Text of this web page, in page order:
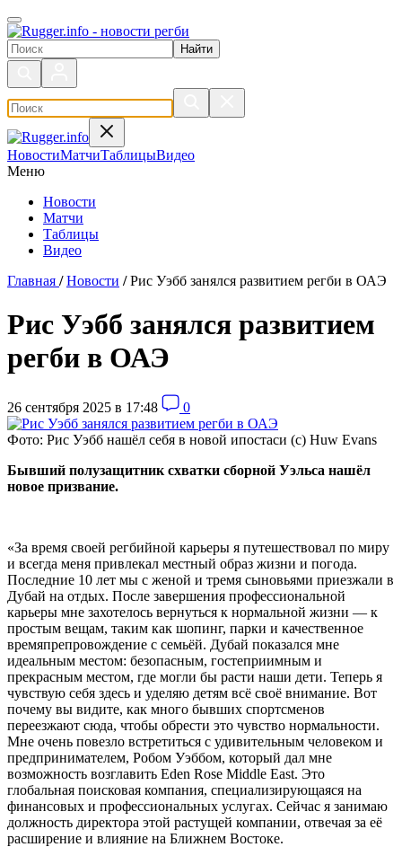
Поиск по сайту
НовостиМатчиТаблицыВидео
Меню
Новости
Матчи
Таблицы
Видео
Главная / Новости / Рис Уэбб занялся развитием регби в ОАЭ
Рис Уэбб занялся развитием
регби в ОАЭ
26 сентября 2025 в 17:48 0
Фото: Рис Уэбб нашёл себя в новой ипостаси (c) Huw Evans
Бывший полузащитник схватки сборной Уэльса нашёл
новое призвание.
«За время своей регбийной карьеры я путешествовал по миру
и всегда меня привлекал местный образ жизни и погода.
Последние 10 лет мы с женой и тремя сыновьями приезжали в
Дубай на отдых. После завершения профессиональной
карьеры мне захотелось вернуться к нормальной жизни — к
простым вещам, таким как шопинг, парки и качественное
времяпрепровождение с семьёй. Дубай показался мне
идеальным местом: безопасным, гостеприимным и
прекрасным местом, где могли бы расти наши дети. Теперь я
чувствую себя здесь и уделяю детям всё своё внимание. Вот
почему вы видите, как много бывших спортсменов
переезжают сюда, чтобы обрести это чувство нормальности.
Мне очень повезло встретиться с удивительным человеком и
предпринимателем, Робом Уэббом, который дал мне
возможность возглавить Eden Rose Middle East. Это
глобальная поисковая компания, специализирующаяся на
финансовых и профессиональных услугах. Сейчас я занимаю
должность директора этой растущей компании, отвечая за её
расширение и влияние на Ближнем Востоке.